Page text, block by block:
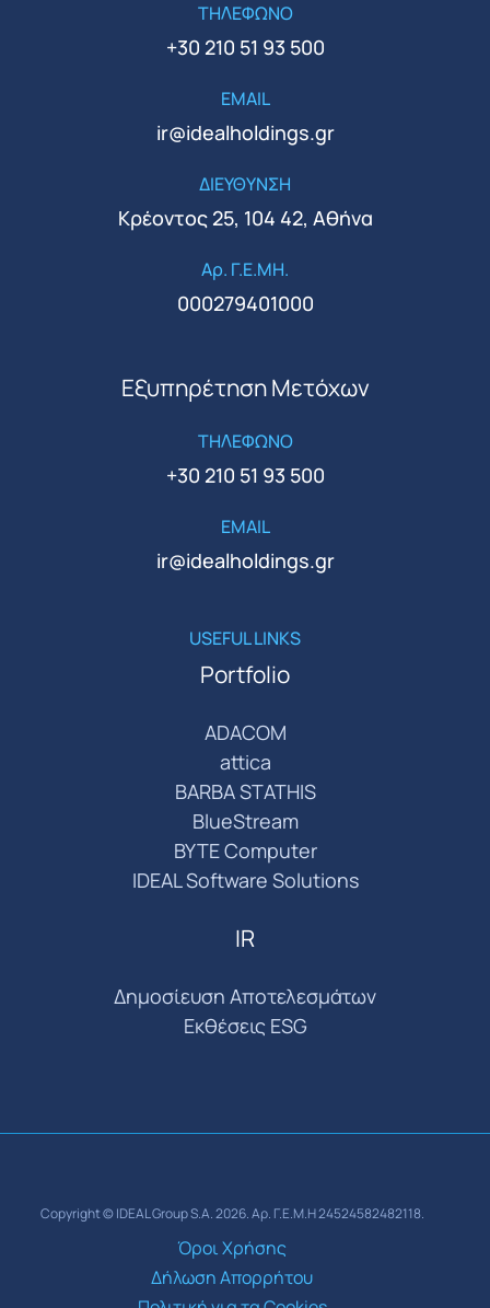
ΤΗΛΕΦΩΝΟ
+30 210 51 93 500
EMAIL
ir@idealholdings.gr
ΔΙΕΥΘΥΝΣΗ
Κρέοντος 25, 104 42, Αθήνα
Αρ. Γ.Ε.ΜΗ.
000279401000
Εξυπηρέτηση Μετόχων
ΤΗΛΕΦΩΝΟ
+30 210 51 93 500
EMAIL
ir@idealholdings.gr
USEFUL LINKS
Portfolio
ADACOM
attica
BARBA STATHIS
BlueStream
BYTE Computer
IDEAL Software Solutions
IR
Δημοσίευση Αποτελεσμάτων
Εκθέσεις ESG
Copyright © IDEAL Group S.A. 2026. Αρ. Γ.Ε.Μ.Η 24524582482118.
Όροι Χρήσης
Δήλωση Απορρήτου